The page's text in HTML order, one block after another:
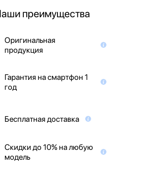
преимущества
Оригинальная
продукция
Гарантия на смартфон 1
год
Бесплатная доставка
Скидки до 10% на любую
модель